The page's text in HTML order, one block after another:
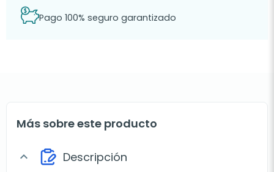
Pago 100% seguro garantizado
Más sobre este producto
expand_more Descripción